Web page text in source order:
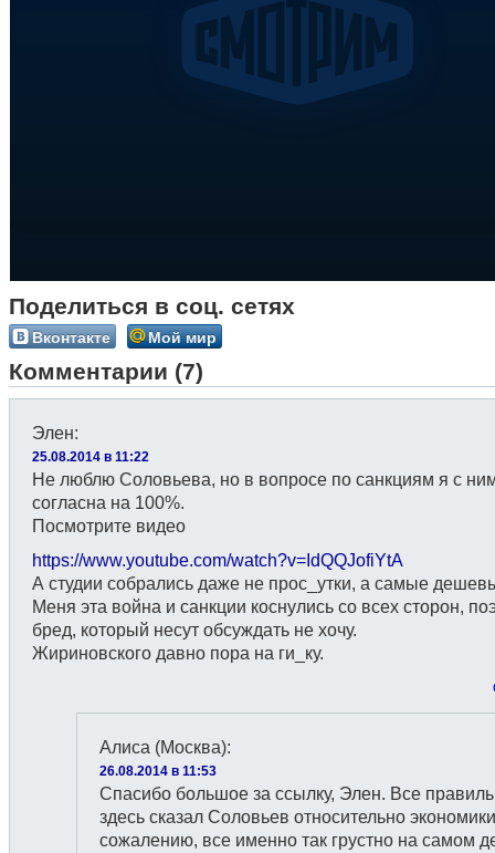
Поделиться в соц. сетях
Вконтакте Мой мир
Комментарии (7)
Элен:
25.08.2014 в 11:22
Не люблю Соловьева, но в вопросе по санкциям я с
согласна на 100%.
Посмотрите видео
https://www.youtube.com/watch?v=IdQQJofiYtA
А студии собрались даже не прос_утки, а самые
Меня эта война и санкции коснулись со всех сторон,
бред, который несут обсуждать не хочу.
Жириновского давно пора на ги_ку.
Алиса (Москва):
26.08.2014 в 11:53
Спасибо большое за ссылку, Элен. Все
здесь сказал Соловьев относительно
сожалению, все именно так грустно на самом